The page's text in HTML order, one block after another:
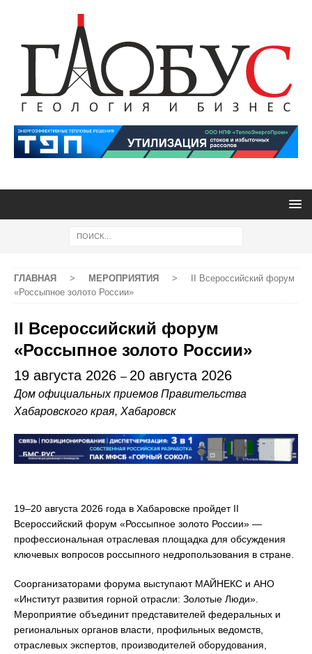
ГЛАВНАЯ > МЕРОПРИЯТИЯ >
II Всероссийский форум
«Россыпное золото России»
II Всероссийский форум
«Россыпное золото России»
19 августа 2026 – 20 августа 2026
Дом официальных приемов Правительства
Хабаровского края, Хабаровск
19–20 августа 2026 года в Хабаровске пройдет II
Всероссийский форум «Россыпное золото России» —
профессиональная отраслевая площадка для обсуждения
ключевых вопросов россыпного недропользования в стране.
Соорганизаторами форума выступают МАЙНЕКС и АНО
«Институт развития горной отрасли: Золотые Люди».
Мероприятие объединит представителей федеральных и
региональных органов власти, профильных ведомств,
отраслевых экспертов, производителей оборудования,